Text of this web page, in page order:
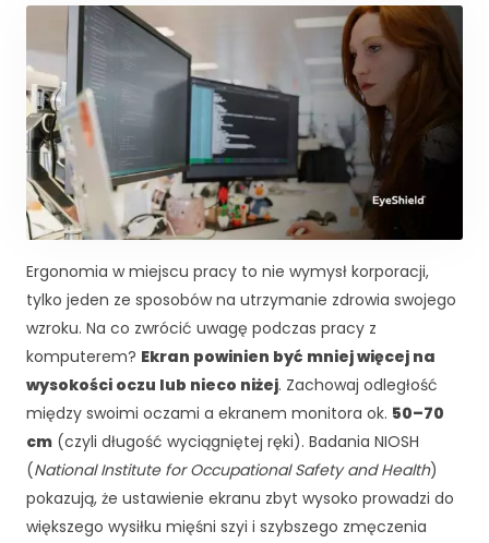
Ergonomia w miejscu pracy to nie wymysł korporacji,
tylko jeden ze sposobów na utrzymanie zdrowia swojego
wzroku. Na co zwrócić uwagę podczas pracy z
komputerem? Ekran powinien być mniej więcej na
wysokości oczu lub nieco niżej. Zachowaj odległość
między swoimi oczami a ekranem monitora ok. 50–70
cm (czyli długość wyciągniętej ręki). Badania NIOSH
(National Institute for Occupational Safety and Health)
pokazują, że ustawienie ekranu zbyt wysoko prowadzi do
większego wysiłku mięśni szyi i szybszego zmęczenia
o
i
e
c
z
n
e
T
e
p
ki
c
o
e
n
i
e
ą
o